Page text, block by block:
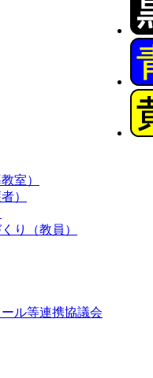
室）
）
り（教員）
ル等連携協議会